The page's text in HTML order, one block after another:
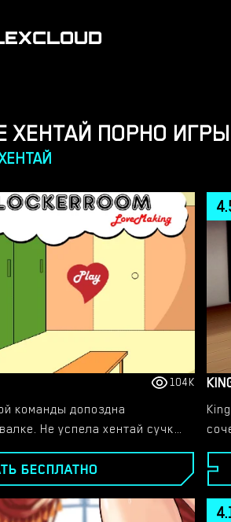
ХЕНТАЙ ПОРНО
104K
команды допоздна
Не успела хентай сучка
в комнату к ней вошел
БЕСПЛАТНО